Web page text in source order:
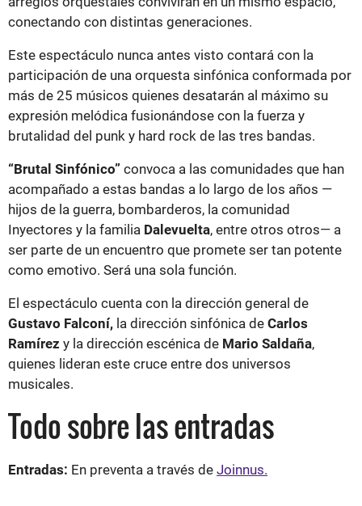
conectando con distintas generaciones.
Este espectáculo nunca antes visto contará con la
participación de una orquesta sinfónica conformada por
más de 25 músicos quienes desatarán al máximo su
expresión melódica fusionándose con la fuerza y
brutalidad del punk y hard rock de las tres bandas.
“Brutal Sinfónico” convoca a las comunidades que han
acompañado a estas bandas a lo largo de los años —
hijos de la guerra, bombarderos, la comunidad
Inyectores y la familia Dalevuelta, entre otros otros— a
ser parte de un encuentro que promete ser tan potente
como emotivo. Será una sola función.
El espectáculo cuenta con la dirección general de
Gustavo Falconí, la dirección sinfónica de Carlos
Ramírez y la dirección escénica de Mario Saldaña,
quienes lideran este cruce entre dos universos
musicales.
Todo sobre las entradas
Entradas: En preventa a través de Joinnus.